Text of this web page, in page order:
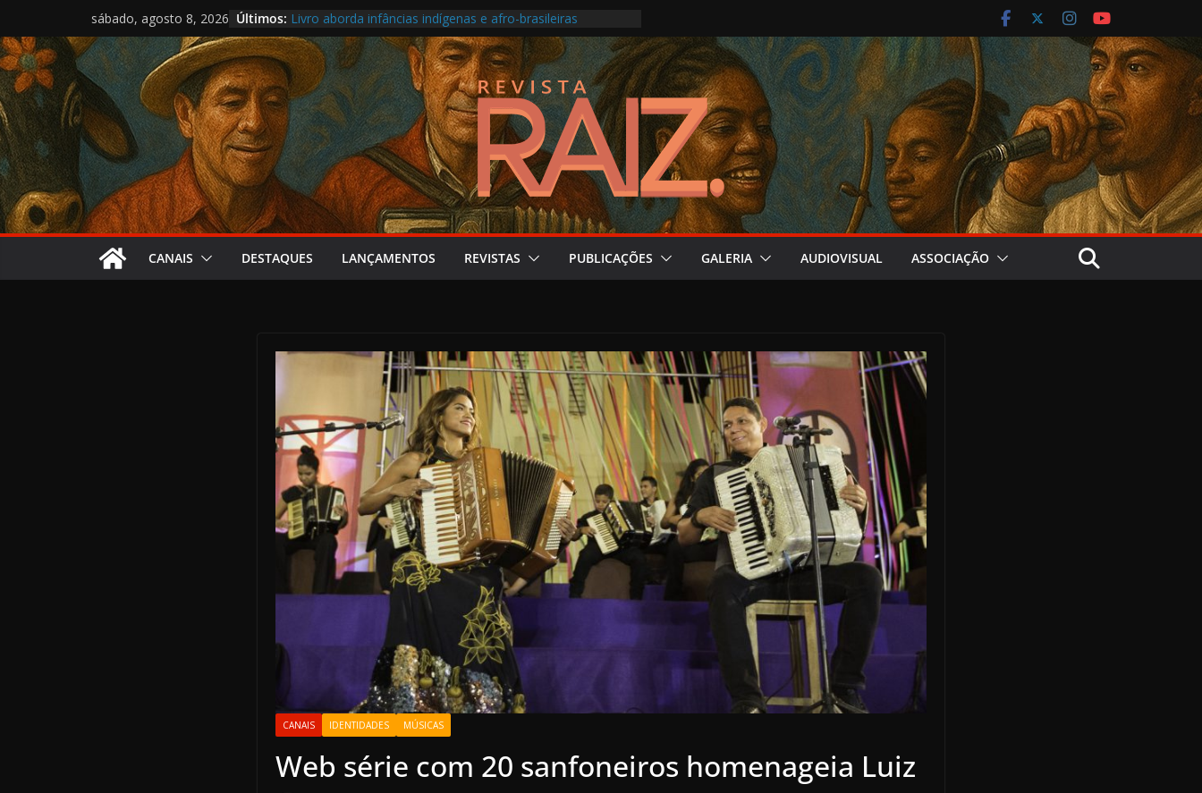
para
o
conteúdo
sábado, agosto 8, 2026 Últimos: Livro aborda infâncias indígenas e afro-brasileiras
Samba da Volta transforma roda carioca em álbum ao vivo
O circo presente no Festival do Patrimônio em São Paulo
Cartografia reúne produção musical ligada à saúde mental
CANAIS DESTAQUES LANÇAMENTOS REVISTAS PUBLICAÇÕES GALERIA AUDIOVISUAL ASSOCIAÇÃO
CANAIS IDENTIDADES MÚSICAS
Web série com 20 sanfoneiros homenageia Luiz